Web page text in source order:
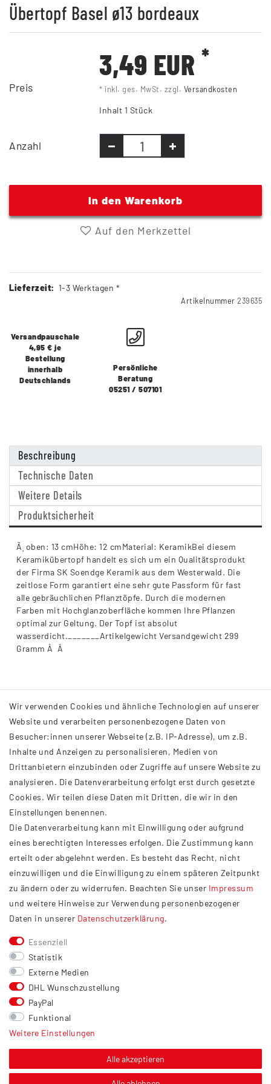
Übertopf Basel ø13 bordeaux
Preis
3,49 EUR *
* inkl. ges. MwSt. zzgl. Versandkosten
Inhalt 1 Stück
Anzahl
In den Warenkorb
Auf den Merkzettel
Lieferzeit: 1-3 Werktagen *
Artikelnummer 239635
Versandpauschale
4,95 € je
Bestellung
innerhalb
Deutschlands
Persönliche
Beratung
05251 / 507101
Beschreibung
Technische Daten
Weitere Details
Produktsicherheit
Ã¸ oben: 13 cmHöhe: 12 cmMaterial: KeramikBei diesem
Keramikübertopf handelt es sich um ein Qualitätsprodukt
der Firma SK Soendge Keramik aus dem Westerwald. Die
zeitlose Form garantiert eine sehr gute Passform für fast
alle gebräuchlichen Pflanztöpfe. Durch die modernen
Farben mit Hochglanzoberfläche kommen Ihre Pflanzen
optimal zur Geltung. Der Topf ist absolut
wasserdicht._______Artikelgewicht Versandgewicht 299
Gramm Â Â
INFORMATIONEN
AGB
Impressum
Datenschutzerklärung
Widerrufsrecht
Barrierefreiheit
Service
Kontakt
Versand
Zahlung
Vertrag widerrufen
Sonstiges
Hinweis zur Entsorgung von Altbatterien & Altöl
Über uns
Wir verwenden Cookies und ähnliche Technologien auf unserer
Website und verarbeiten personenbezogene Daten von
Besucher:innen unserer Webseite (z.B. IP-Adresse), um z.B.
Inhalte und Anzeigen zu personalisieren, Medien von
Drittanbietern einzubinden oder Zugriffe auf unsere Website zu
analysieren. Die Datenverarbeitung erfolgt erst durch gesetzte
Cookies. Wir teilen diese Daten mit Dritten, die wir in den
Einstellungen benennen.
Die Datenverarbeitung kann mit Einwilligung oder aufgrund
eines berechtigten Interesses erfolgen. Die Zustimmung kann
erteilt oder abgelehnt werden. Es besteht das Recht, nicht
einzuwilligen und die Einwilligung zu einem späteren Zeitpunkt
zu ändern oder zu widerrufen. Beachten Sie unser Impressum
und weitere Hinweise zur Verwendung personenbezogener
Daten in unserer Daten­schutz­erklärung.
Essenziell
Statistik
Externe Medien
DHL Wunschzustellung
PayPal
Funktional
Weitere Einstellungen
Alle akzeptieren